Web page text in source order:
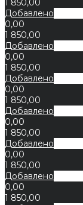
Добавлено
0,00
1 850,00
Добавлено
0,00
1 850,00
Добавлено
0,00
1 850,00
Добавлено
0,00
1 850,00
Добавлено
0,00
1 850,00
Добавлено
0,00
1 850,00